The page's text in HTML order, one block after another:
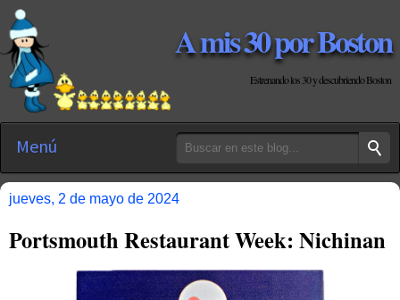
A mis 30 por Boston
Estrenando los 30 y descubriendo Boston
Menú
jueves, 2 de mayo de 2024
Portsmouth Restaurant Week: Nichinan